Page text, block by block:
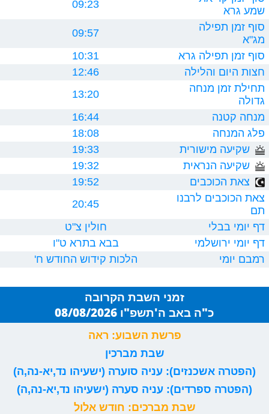
שמע גרא
09:23
סוף זמן תפילה
מג"א
09:57
סוף זמן תפילה גרא
10:31
חצות היום והלילה
12:46
תחילת זמן מנחה
גדולה
13:20
מנחה קטנה
16:44
פלג המנחה
18:08
שקיעה מישורית
19:33
שקיעה הנראית
19:32
צאת הכוכבים
19:52
צאת הכוכבים לרבנו
תם
20:45
דף יומי בבלי
חולין צ"ט
דף יומי ירושלמי
בבא בתרא ט"ו
רמבם יומי
הלכות קידוש החודש ח'
זמני השבת הקרובה
כ"ה באב ה'תשפ"ו 08/08/2026
פרשת השבוע: ראה
שבת מברכין
(הפטרה אשכנזים): עניה סוערה (ישעיהו נד,יא-נה,ה)
(הפטרה ספרדים): עניה סערה (ישעיהו נד,יא-נה,ה)
שבת מברכים: חודש אלול